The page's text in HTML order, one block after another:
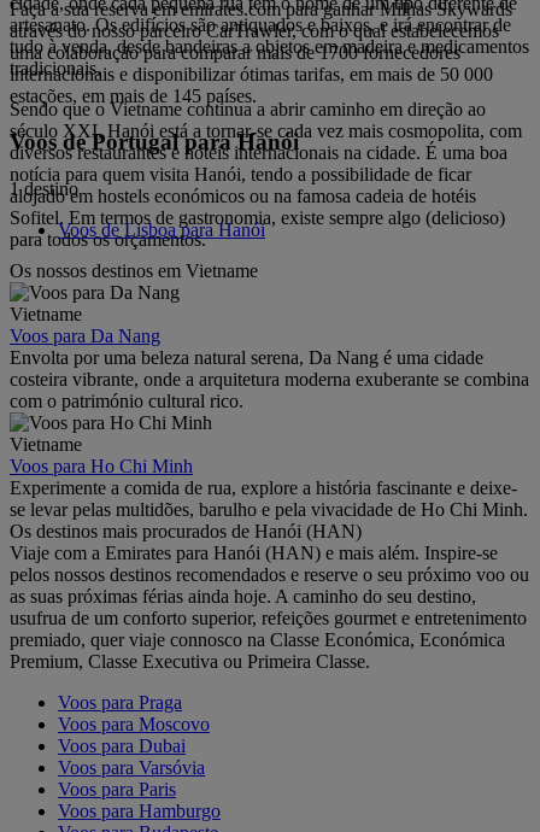
artesanato. Os edifícios são antiquados e baixos, e irá encontrar de
tudo à venda, desde bandeiras a objetos em madeira e medicamentos
tradicionais.
Sendo que o Vietname continua a abrir caminho em direção ao
século XXI, Hanói está a tornar-se cada vez mais cosmopolita, com
diversos restaurantes e hotéis internacionais na cidade. É uma boa
notícia para quem visita Hanói, tendo a possibilidade de ficar
alojado em hostels económicos ou na famosa cadeia de hotéis
Sofitel. Em termos de gastronomia, existe sempre algo (delicioso)
para todos os orçamentos.
Faça a sua reserva em emirates.com para ganhar Milhas Skywards
através do nosso parceiro CarTrawler, com o qual estabelecemos
uma colaboração para comparar mais de 1700 fornecedores
internacionais e disponibilizar ótimas tarifas, em mais de 50 000
estações, em mais de 145 países.
Voos de Portugal para Hanói
1 destino
Voos de Lisboa para Hanói
Os nossos destinos em Vietname
Vietname
Voos para Da Nang
Envolta por uma beleza natural serena, Da Nang é uma cidade
costeira vibrante, onde a arquitetura moderna exuberante se combina
com o património cultural rico.
Vietname
Voos para Ho Chi Minh
Experimente a comida de rua, explore a história fascinante e deixe-
se levar pelas multidões, barulho e pela vivacidade de Ho Chi Minh.
Os destinos mais procurados de Hanói (HAN)
Viaje com a Emirates para Hanói (HAN) e mais além. Inspire-se
pelos nossos destinos recomendados e reserve o seu próximo voo ou
as suas próximas férias ainda hoje. A caminho do seu destino,
usufrua de um conforto superior, refeições gourmet e entretenimento
premiado, quer viaje connosco na Classe Económica, Económica
Premium, Classe Executiva ou Primeira Classe.
Voos para Praga
Voos para Moscovo
Voos para Dubai
Voos para Varsóvia
Voos para Paris
Voos para Hamburgo